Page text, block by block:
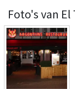
Foto's van El